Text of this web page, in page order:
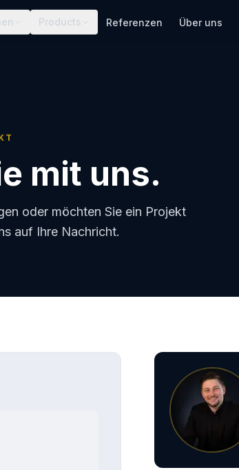
Products Referenzen Über uns
mit uns.
oder möchten Sie ein Projekt
auf Ihre Nachricht.